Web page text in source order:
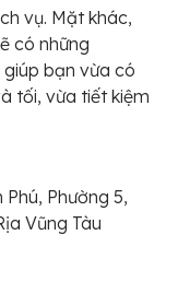
vụ. Mặt khác,
có những
bạn vừa có
tối, vừa tiết kiệm
Phường 5,
Vũng Tàu